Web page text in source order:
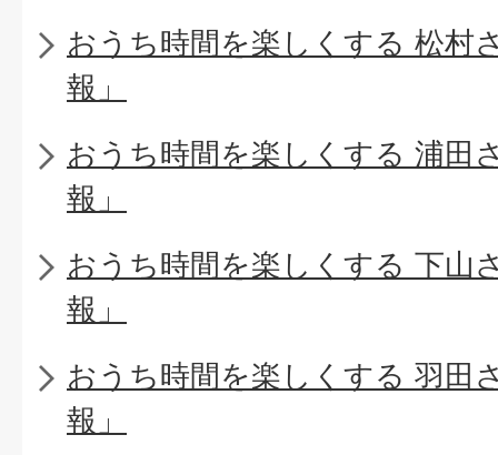
おうち時間を楽しくする 松村
報」
おうち時間を楽しくする 浦田
報」
おうち時間を楽しくする 下山
報」
おうち時間を楽しくする 羽田
報」